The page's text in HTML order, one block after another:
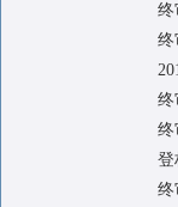
终
终
终
终
登
终